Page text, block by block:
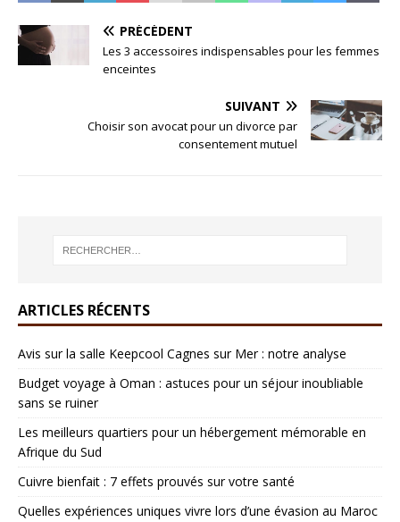
PRÉCÉDENT
Les 3 accessoires indispensables pour les femmes
enceintes
SUIVANT
Choisir son avocat pour un divorce par
consentement mutuel
ARTICLES RÉCENTS
Avis sur la salle Keepcool Cagnes sur Mer : notre analyse
Budget voyage à Oman : astuces pour un séjour inoubliable
sans se ruiner
Les meilleurs quartiers pour un hébergement mémorable en
Afrique du Sud
Cuivre bienfait : 7 effets prouvés sur votre santé
Quelles expériences uniques vivre lors d’une évasion au Maroc